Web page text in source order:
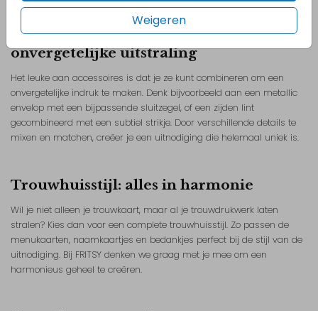
Weigeren
Combineer accessoires voor een
onvergetelijke uitstraling
Het leuke aan accessoires is dat je ze kunt combineren om een
onvergetelijke indruk te maken. Denk bijvoorbeeld aan een metallic
envelop met een bijpassende sluitzegel, of een zijden lint
gecombineerd met een subtiel strikje. Door verschillende details te
mixen en matchen, creëer je een uitnodiging die helemaal uniek is.
Trouwhuisstijl: alles in harmonie
Wil je niet alleen je trouwkaart, maar al je trouwdrukwerk laten
stralen? Kies dan voor een complete trouwhuisstijl. Zo passen de
menukaarten, naamkaartjes en bedankjes perfect bij de stijl van de
uitnodiging. Bij FRITSY denken we graag met je mee om een
harmonieus geheel te creëren.